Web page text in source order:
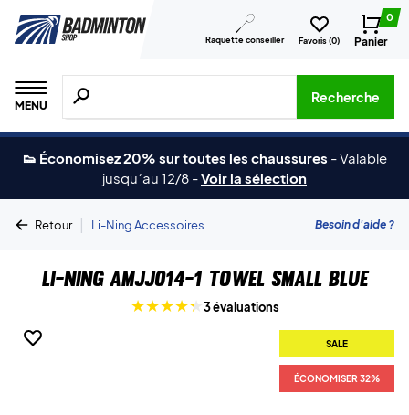
Raquette conseiller Favoris (0)
0
Panier
MENU
Recherche de produits, de marques, etc.
Recherche
👟 Économisez 20% sur toutes les chaussures -Valable
jusqu´au 12/8 -Voir la sélection
Retour | Li-Ning Accessoires Besoin d'aide ?
Li-Ning AMJJ014-1 Towel Small Blue
3 évaluations
SALE
ÉCONOMISER 32%